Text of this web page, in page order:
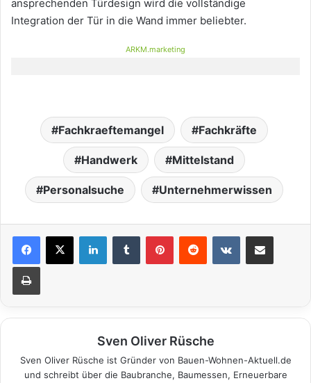
ansprechenden Türdesign wird die vollständige
Integration der Tür in die Wand immer beliebter.
ARKM.marketing
Fachkraeftemangel Fachkräfte
Handwerk Mittelstand
Personalsuche Unternehmerwissen
Sven Oliver Rüsche
Sven Oliver Rüsche ist Gründer von Bauen-Wohnen-Aktuell.de
und schreibt über die Baubranche, Baumessen, Erneuerbare